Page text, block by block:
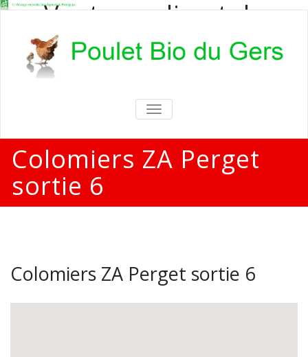
Vente en direct de
poulets bio
Vente en direct de poulets bio aux
particuliers et professionnels
TOGGLE
NAVIGATION
Colomiers ZA Perget
sortie 6
Colomiers ZA Perget sortie 6